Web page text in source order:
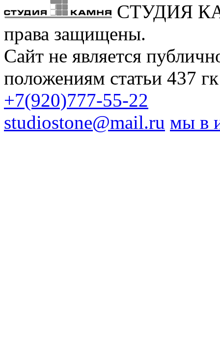
СТУДИЯ
права защищены.
Сайт не является
положениям статьи 437
+7(920)777-55-22
studiostone@mail.ru мы в